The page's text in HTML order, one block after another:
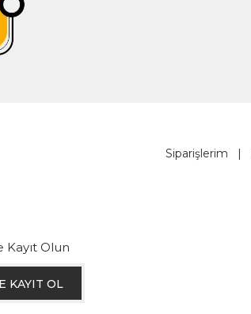
Siparişlerim |
Olun
KAYIT OL